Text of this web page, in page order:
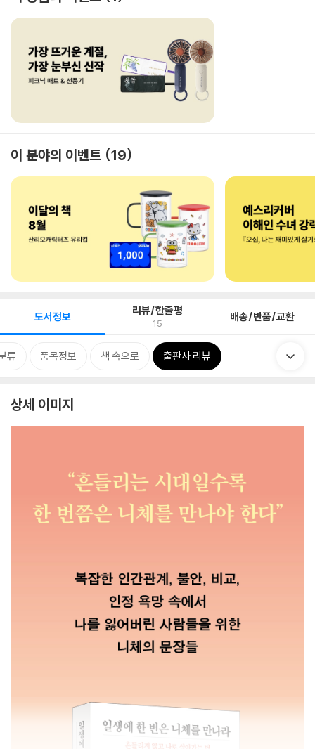
이 분야의 이벤트 19
도서정보 리뷰/한줄평
15 배송/반품/교환
류 품목정보 책 속으로 출판사 리뷰
상세 이미지